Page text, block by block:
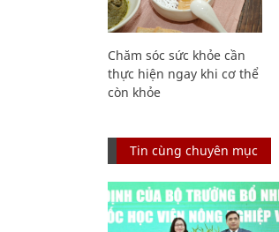
Chăm sóc sức khỏe cần
thực hiện ngay khi cơ thể
còn khỏe
Tin cùng chuyên mục